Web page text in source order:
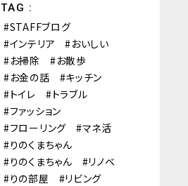
TAG :
STAFFブログ
インテリア
おいしい
お掃除
お散歩
お金の話
キッチン
トイレ
トラブル
ファッション
フローリング
マネ活
りのくまちゃん
りのくまちゃん
リノベ
りの部屋
リビング